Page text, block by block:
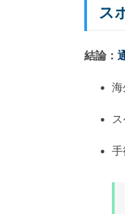
ス
結論：
海
手